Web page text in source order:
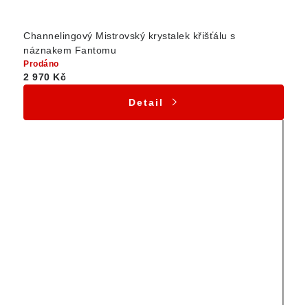
Channelingový Mistrovský krystalek křišťálu s
náznakem Fantomu
Prodáno
2 970 Kč
Detail